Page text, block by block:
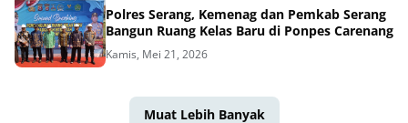
Polres Serang, Kemenag dan Pemkab Serang
Bangun Ruang Kelas Baru di Ponpes Carenang
Kamis, Mei 21, 2026
Muat Lebih Banyak